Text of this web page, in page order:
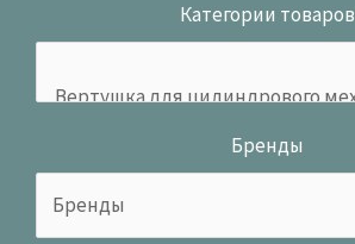
Категории товаров
Бренды